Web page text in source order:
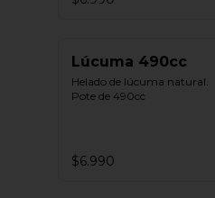
Lúcuma 490cc
Helado de lúcuma natural.
Pote de 490cc
$6.990